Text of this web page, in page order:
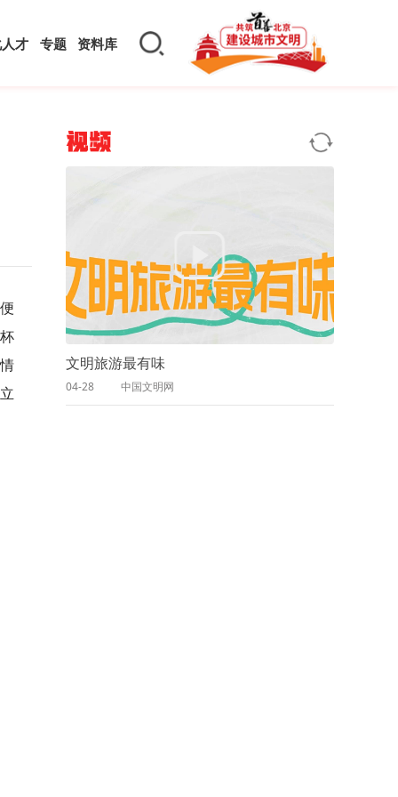
才 专题 资料库
视频
文明旅游最有味
04-28 中国文明网